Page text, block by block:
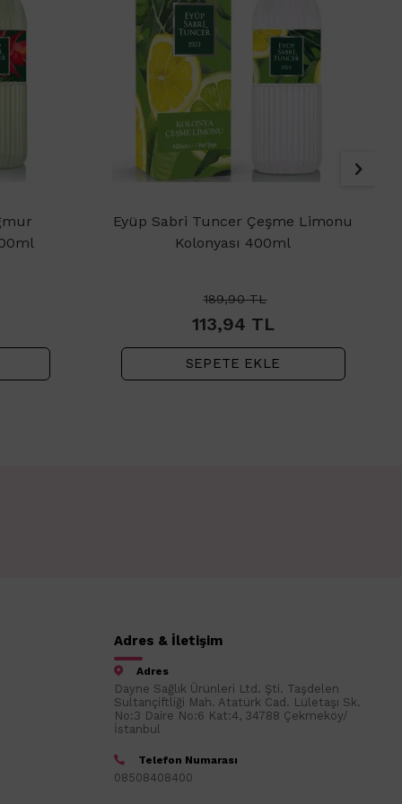
Eyüp Sabri Tuncer Çeşme Limonu
Kolonyası 400ml
189,90TL
113,94 TL
SEPETE EKLE
Adres & İletişim
Adres
Dayne Sağlık Ürünleri Ltd. Şti. Taşdelen
Sultançiftliği Mah. Atatürk Cad. Lületaşı Sk.
No:3 Daire No:6 Kat:4, 34788 Çekmeköy/
İstanbul
Telefon Numarası
08508408400